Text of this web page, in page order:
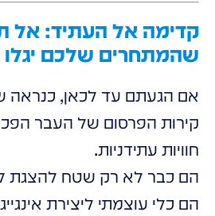
קדימה אל העתיד: אל
שהמתחרים שלכם
אם הגעתם עד לכאן, כנראה
קירות הפרסום של העבר
חוויות עתידניות.
הם כבר לא רק שטח להצגת
הם כלי עוצמתי ליצירת